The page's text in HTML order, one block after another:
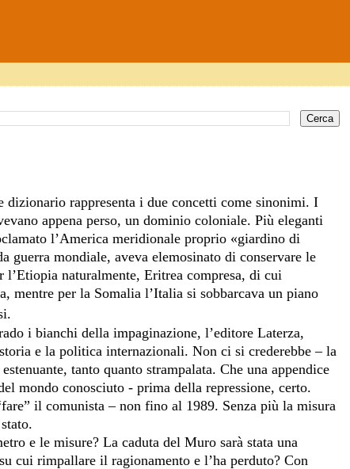
rappresenta i due concetti come sinonimi. I
appena perso, un dominio coloniale. Più eleganti
l’America meridionale proprio «giardino di
mondiale, aveva elemosinato di conservare le
l’Etiopia naturalmente, Eritrea compresa, di cui
mentre per la Somalia l’Italia si sobbarcava un piano
i bianchi della impaginazione, l’editore Laterza,
e la politica internazionali. Non ci si crederebbe – la
tanto quanto strampalata. Che una appendice
mondo conosciuto - prima della repressione, certo.
il comunista – non fino al 1989. Senza più la misura
e le misure? La caduta del Muro sarà stata una
cui rimpallare il ragionamento e l’ha perduto? Con